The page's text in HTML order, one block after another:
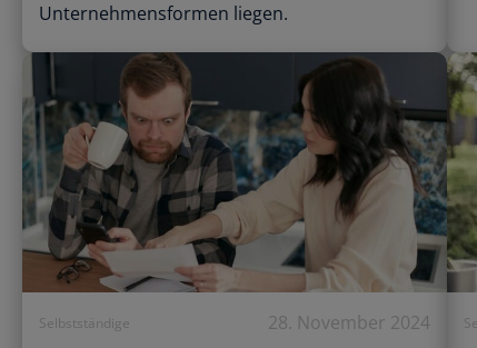
Unternehmensformen liegen.
Selbstständige 28. November 2024